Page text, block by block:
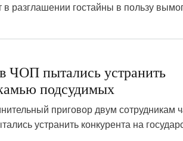
разглашении гостайны в пользу
ЧОП пытались устранить
подсудимых
приговор двум сотрудникам
устранить конкурента на